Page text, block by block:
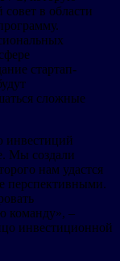
в области
стартап-
сложные
инвестиций
Мы создали
нам удастся
перспективными.
команду», –
инвестиционной